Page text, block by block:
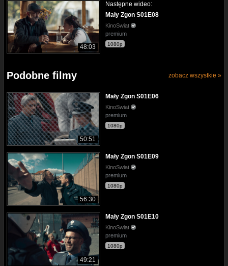
48:03
Następne wideo:
Mały Zgon S01E08
KinoSwiat
premium
1080p
Podobne filmy zobacz wszystkie »
50:51
Mały Zgon S01E06
KinoSwiat
premium
1080p
56:30
Mały Zgon S01E09
KinoSwiat
premium
1080p
49:21
Mały Zgon S01E10
KinoSwiat
premium
1080p